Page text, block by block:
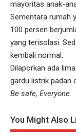
mayoritas anak-
Sementara rumah
100 persen
yang terisolasi.
kembali normal.
Dilaporkan ada
gardu listrik padan
Be safe, Everyone.
You Might Also